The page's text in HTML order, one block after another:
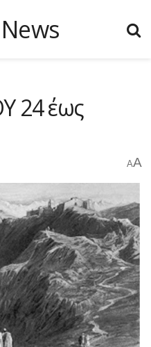
24 έως
AA